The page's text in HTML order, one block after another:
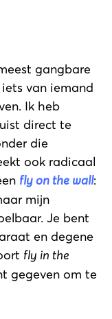
gangbare
van iemand
Ik heb
direct te
die
ook radicaal
fly on the wall:
mijn
Je bent
en degene
fly in the
gegeven om te